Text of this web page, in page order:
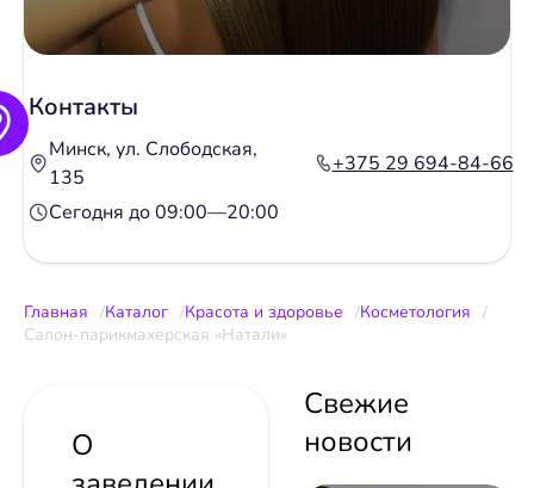
Контакты
Минск, ул. Слободская,
135
+375 29 694-84-66
Сегодня до 09:00—20:00
Главная Каталог Красота и здоровье
Косметология
Салон-парикмахерская «Натали»
О
Свежие
новости